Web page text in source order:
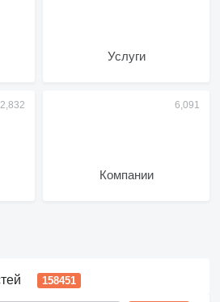
Услуги
Компании
158451